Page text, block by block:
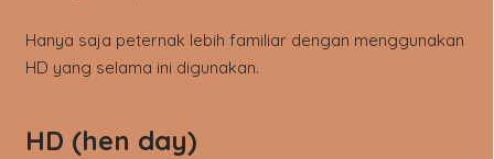
Hanya saja peternak lebih familiar dengan menggunakan
HD yang selama ini digunakan.
HD (hen day)